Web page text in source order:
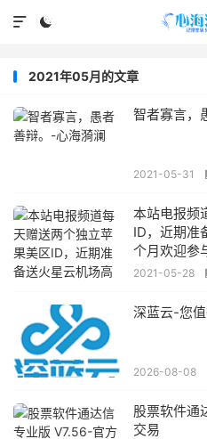


2021年05月的文章
智者寡言，
2021-05-31
本站电报频
ID，近期准
个月欢迎参
2021-05-28
深蓝云-您
2026-08-08
股票软件通
交易